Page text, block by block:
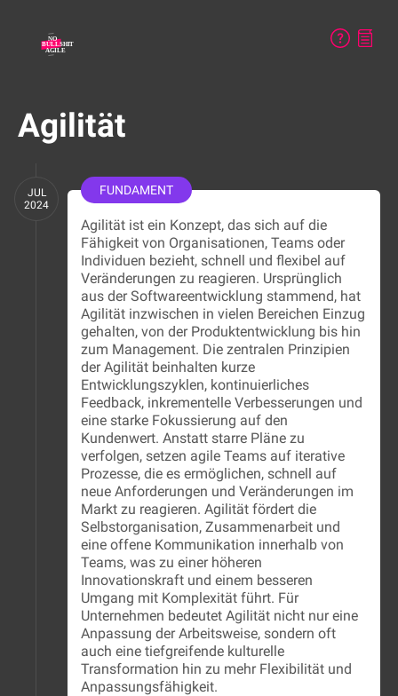
Agilität
JUL
2024
FUNDAMENT
Agilität ist ein Konzept, das sich auf die
Fähigkeit von Organisationen, Teams oder
Individuen bezieht, schnell und flexibel auf
Veränderungen zu reagieren. Ursprünglich
aus der Softwareentwicklung stammend, hat
Agilität inzwischen in vielen Bereichen Einzug
gehalten, von der Produktentwicklung bis hin
zum Management. Die zentralen Prinzipien
der Agilität beinhalten kurze
Entwicklungszyklen, kontinuierliches
Feedback, inkrementelle Verbesserungen und
eine starke Fokussierung auf den
Kundenwert. Anstatt starre Pläne zu
verfolgen, setzen agile Teams auf iterative
Prozesse, die es ermöglichen, schnell auf
neue Anforderungen und Veränderungen im
Markt zu reagieren. Agilität fördert die
Selbstorganisation, Zusammenarbeit und
eine offene Kommunikation innerhalb von
Teams, was zu einer höheren
Innovationskraft und einem besseren
Umgang mit Komplexität führt. Für
Unternehmen bedeutet Agilität nicht nur eine
Anpassung der Arbeitsweise, sondern oft
auch eine tiefgreifende kulturelle
Transformation hin zu mehr Flexibilität und
Anpassungsfähigkeit.